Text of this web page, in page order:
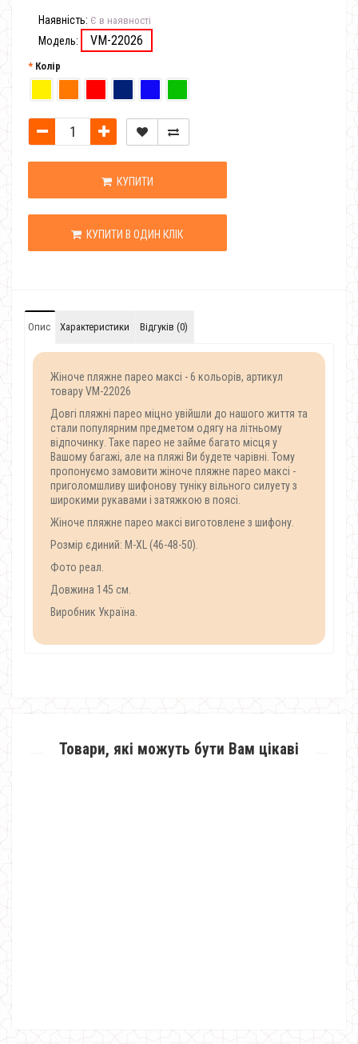
Наявність: Є в наявності
Модель: VM-22026
Колір
КУПИТИ
КУПИТИ В ОДИН КЛІК
Опис Характеристики Відгуків (0)
Жіноче пляжне парео максі - 6 кольорів, артикул
товару VM-22026
Довгі пляжні парео міцно увійшли до нашого життя та
стали популярним предметом одягу на літньому
відпочинку. Таке парео не займе багато місця у
Вашому багажі, але на пляжі Ви будете чарівні. Тому
пропонуємо замовити жіноче пляжне парео максі -
приголомшливу шифонову туніку вільного силуету з
широкими рукавами і затяжкою в поясі.
Жіноче пляжне парео максі виготовлене з шифону.
Розмір єдиний: M-XL (46-48-50).
Фото реал.
Довжина 145 см.
Виробник Україна.
Товари, які можуть бути Вам цікаві